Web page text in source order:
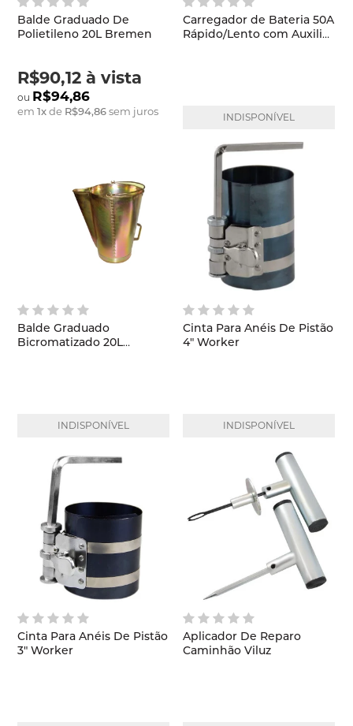
Balde Graduado De
Polietileno 20L Bremen
R$90,12 à vista
R$94,86
em1xde R$94,86sem juros
Carregador de Bateria 50A
Rápido/Lento com Auxiliar
INDISPONÍVEL
Balde Graduado
Bicromatizado 20L
INDISPONÍVEL
Cinta Para Anéis De Pistão
4" Worker
INDISPONÍVEL
Cinta Para Anéis De Pistão
3" Worker
Aplicador De Reparo
Caminhão Viluz